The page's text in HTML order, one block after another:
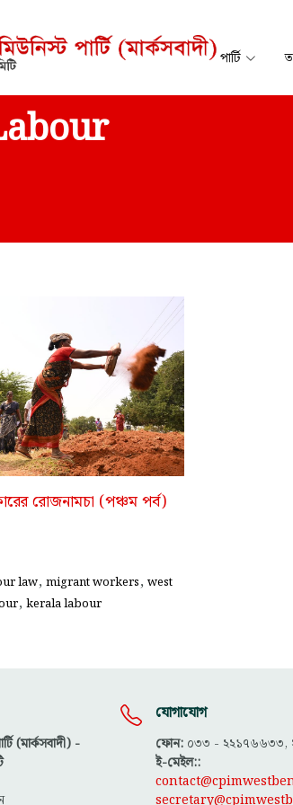
পার্টি
রোজনামচা (পঞ্চম পর্ব)
law, migrant workers, west
, kerala labour
(মার্কসবাদী) -
যোগাযোগ
ফোন: ০৩৩ - ২২১৭৬৬৩৩,
ই-মেইল::